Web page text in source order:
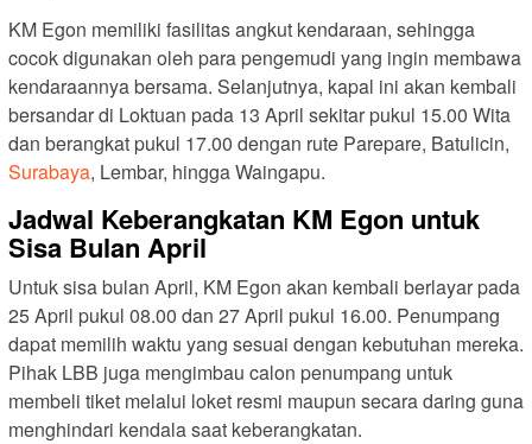
KM Egon memiliki fasilitas angkut kendaraan, sehingga
cocok digunakan oleh para pengemudi yang ingin membawa
kendaraannya bersama. Selanjutnya, kapal ini akan kembali
bersandar di Loktuan pada 13 April sekitar pukul 15.00 Wita
Surabaya, Lembar, hingga Waingapu.
Jadwal Keberangkatan KM Egon untuk
Sisa Bulan April
Untuk sisa bulan April, KM Egon akan kembali berlayar pada
25 April pukul 08.00 dan 27 April pukul 16.00. Penumpang
dapat memilih waktu yang sesuai dengan kebutuhan mereka.
Pihak LBB juga mengimbau calon penumpang untuk
membeli tiket melalui loket resmi maupun secara daring guna
menghindari kendala saat keberangkatan.